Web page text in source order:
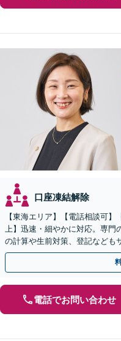
口座凍結解除
【東海エリア】【電話相談可
上】迅速・細やかに対応。専門
の計算や生前対策、登記なども
を大事にし、より納得できる解
電話でお問い合わせ